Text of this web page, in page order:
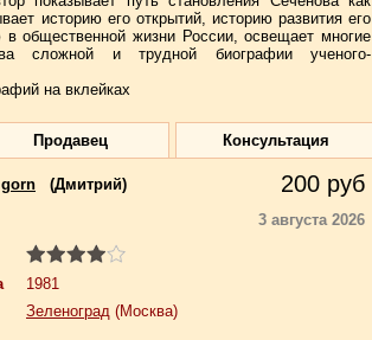
историю его открытий, историю развития его
общественной жизни России, освещает многие
сложной и трудной биографии ученого-
на вклейках
Продавец Консультация
gorn (Дмитрий) 200 руб
3 августа 2026
1981
Зеленоград (Москва)